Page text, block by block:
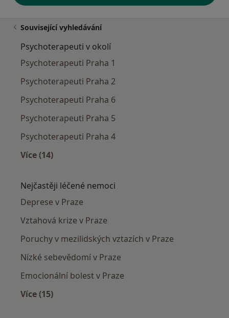
Související vyhledávání
Psychoterapeuti v okolí
Psychoterapeuti Praha 1
Psychoterapeuti Praha 2
Psychoterapeuti Praha 6
Psychoterapeuti Praha 5
Psychoterapeuti Praha 4
Více (14)
Nejčastěji léčené nemoci
Deprese v Praze
Vztahová krize v Praze
Poruchy v mezilidských vztazích v Praze
Nízké sebevědomí v Praze
Emocionální bolest v Praze
Více (15)